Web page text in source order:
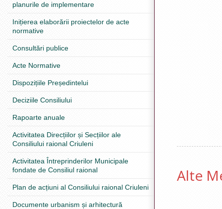
planurile de implementare
Inițierea elaborării proiectelor de acte
normative
Consultări publice
Acte Normative
Dispozițiile Președintelui
Deciziile Consiliului
Rapoarte anuale
Activitatea Direcțiilor și Secțiilor ale
Consiliului raional Criuleni
Activitatea Întreprinderilor Municipale
fondate de Consiliul raional
Plan de acțiuni al Consiliului raional Criuleni
Documente urbanism și arhitectură
Alte